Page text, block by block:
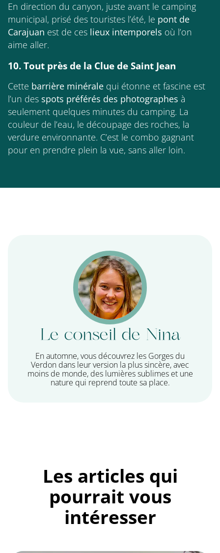
En direction du canyon, juste avant le camping
municipal, prisé des touristes l’été, le pont de
Carajuan est de ces lieux intemporels où l’on
aime aller.
10. Tout près de la Clue de Saint Jean
Cette barrière minérale qui étonne et fascine est
l’un des spots préférés des photographes à
seulement quelques minutes du camping. La
couleur de l’eau, le découpage des roches, la
verdure environnante. C’est le combo gagnant
pour en prendre plein la vue, sans aller loin.
Le conseil de Nina
En automne, vous découvrez les Gorges du
Verdon dans leur version la plus sincère, avec
moins de monde, des lumières sublimes et une
nature qui reprend toute sa place.
Les articles qui
pourrait vous
intéresser